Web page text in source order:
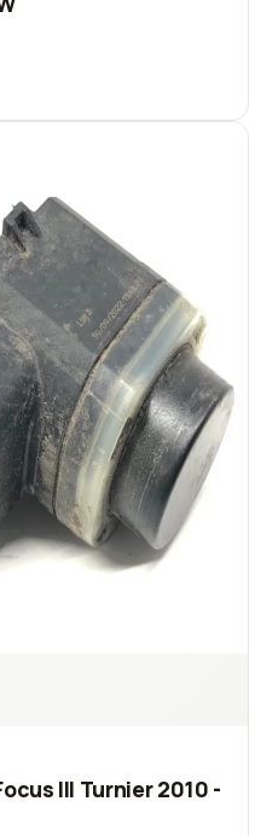
III Turnier 2010 -